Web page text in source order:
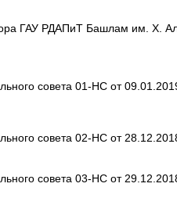
ГАУ РДАПиТ Башлам им. Х.
совета 01-НС от
совета 02-НС от
совета 03-НС от